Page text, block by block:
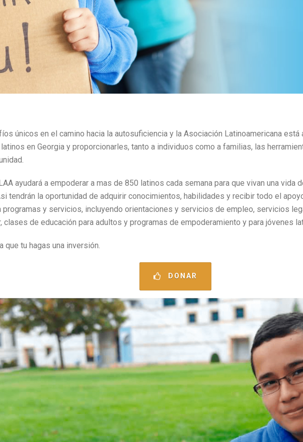
únicos en el camino hacia la autosuficiencia y la Asociación Latinoamericana
en Georgia y proporcionarles, tanto a individuos como a familias, las
ayudará a empoderar a mas de 850 latinos cada semana para que vivan una vida
tendrán la oportunidad de adquirir conocimientos, habilidades y recibir todo el
programas y servicios, incluyendo orientaciones y servicios de empleo, servicios
clases de educación para adultos y programas de empoderamiento y para jóvenes
que tu hagas una inversión.
DONAR